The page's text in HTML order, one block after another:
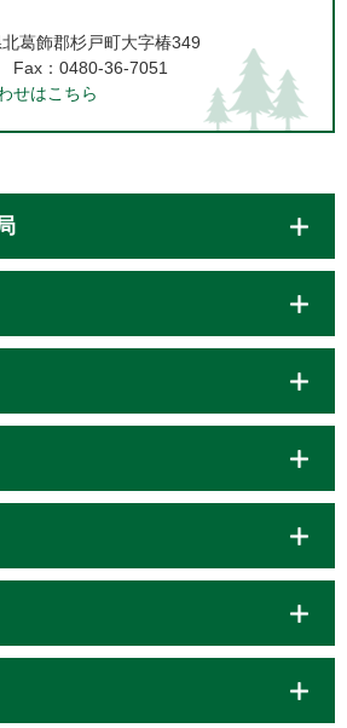
葛飾郡杉戸町大字椿349
Fax：0480-36-7051
せはこちら